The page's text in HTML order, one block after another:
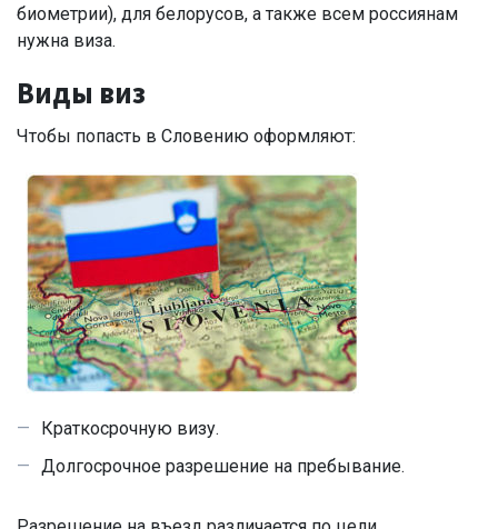
биометрии), для белорусов, а также всем россиянам
нужна виза.
Виды виз
Чтобы попасть в Словению оформляют:
Краткосрочную визу.
Долгосрочное разрешение на пребывание.